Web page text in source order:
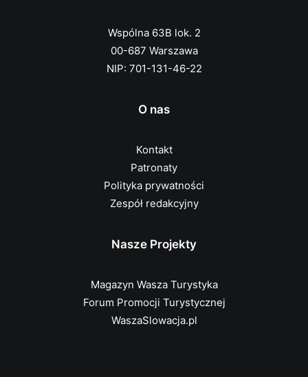
Wspólna 63B lok. 2
00-687 Warszawa
NIP: 701-131-46-22
O nas
Kontakt
Patronaty
Polityka prywatności
Zespół redakcyjny
Nasze Projekty
Magazyn Wasza Turystyka
Forum Promocji Turystycznej
WaszaSlowacja.pl